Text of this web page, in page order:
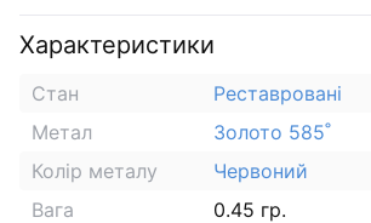
Характеристики
Стан
Реставровані
Метал
Золото 585˚
Колір металу
Червоний
Вага
0.45 гр.